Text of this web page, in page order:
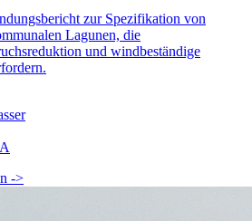
zur Spezifikation von
Lagunen, die
und windbeständige
->